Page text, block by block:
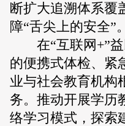
断扩大追溯体系覆
障“舌尖上的安全”
在“互联网+”益
的便携式体检、紧
业与社会教育机构
务。推动开展学历
络学习模式，探索